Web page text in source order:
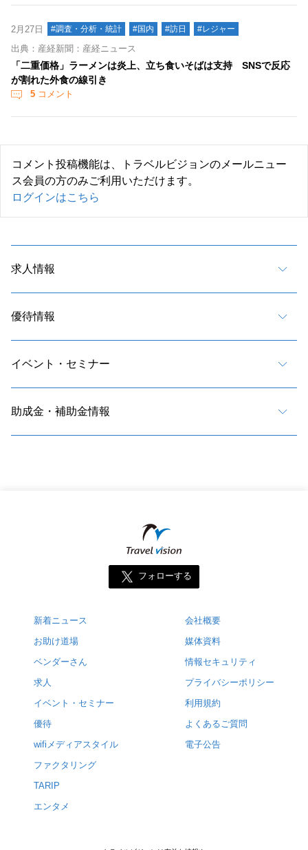
2月27日 #調査・分析・統計 #国内 #訪日 #レジャー
出典：産経新聞：産経ニュース
「二重価格」ラーメンは炎上、立ち食いそばは支持 SNSで反応
が割れた外食の線引き
5 コメント
コメント投稿機能は、トラベルビジョンのメールニュー
ス会員の方のみご利用いただけます。
ログインはこちら
求人情報
優待情報
イベント・セミナー
助成金・補助金情報
フォローする
新着ニュース
お助け道場
ベンダーさん
求人
イベント・セミナー
優待
wifiメディアスタイル
ファクタリング
TARIP
エンタメ
会社概要
媒体資料
情報セキュリティ
プライバシーポリシー
利用規約
よくあるご質問
電子公告